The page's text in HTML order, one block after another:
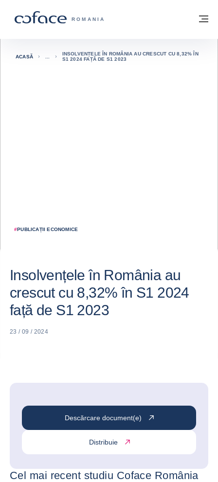
COFACE FOR TRADE - WEBSITE GRUP
ROMANIA
Înapoi la pagina de start
#PUBLICAȚII ECONOMICE
ACASĂ
INSOLVENȚELE ÎN ROMÂNIA AU CRESCUT CU 8,32% ÎN
S1 2024 FAȚĂ DE S1 2023
Insolvențele în România au
crescut cu 8,32% în S1 2024
față de S1 2023
23 / 09 / 2024
Descărcare document(e)
Distribuie
Cel mai recent studiu Coface România